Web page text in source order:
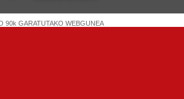
90k GARATUTAKO WEBGUNEA